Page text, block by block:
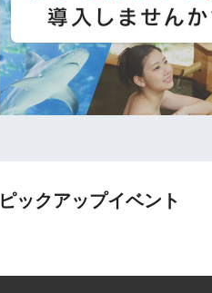
ピックアップイベント